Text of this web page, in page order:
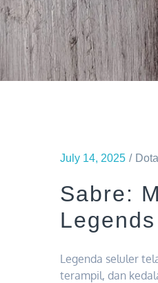
July 14, 2025
Sabre:
Legends
Legenda seluler
terampil, dan